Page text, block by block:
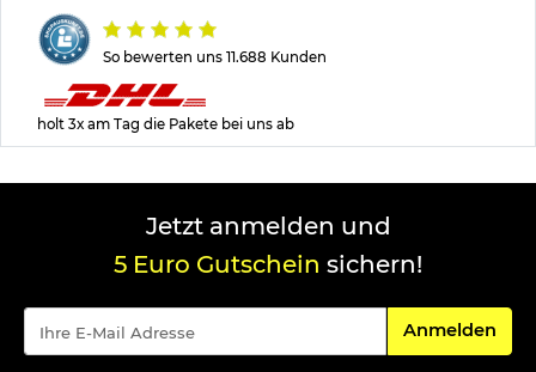
So bewerten uns 11.688 Kunden
holt 3x am Tag die Pakete bei uns ab
Jetzt anmelden und
5 Euro Gutschein sichern!
Für den
Anmelden